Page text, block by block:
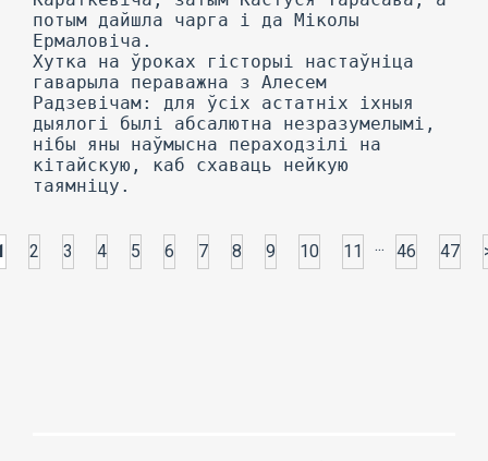
потым дайшла чарга і да Міколы
Ермаловіча.
Хутка на ўроках гісторыі настаўніца
гаварыла пераважна з Алесем
Радзевічам: для ўсіх астатніх іхныя
дыялогі былі абсалютна незразумелымі,
нібы яны наўмысна пераходзілі на
кітайскую, каб схаваць нейкую
таямніцу.
2 3 4 5 6 7 8 9 10 11 ... 46 47